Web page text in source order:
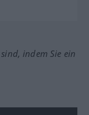
indem Sie ein